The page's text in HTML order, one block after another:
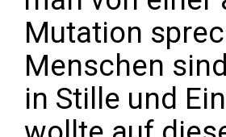
Mutation
Menschen
in Stille und